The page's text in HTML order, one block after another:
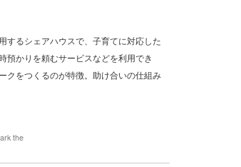
るシェアハウスで、子育てに対応した
預かりを頼むサービスなどを利用でき
クをつくるのが特徴。助け合いの仕組み
the